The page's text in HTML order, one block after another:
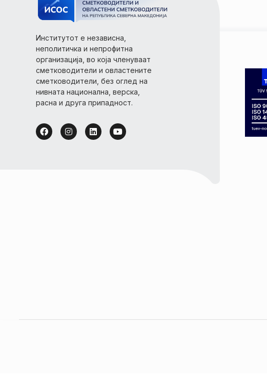
Институтот е независна,
неполитичка и непрофитна
организација, во која членуваат
сметководители и овластените
сметководители, без оглед на
нивната национална, верска,
расна и друга припадност.